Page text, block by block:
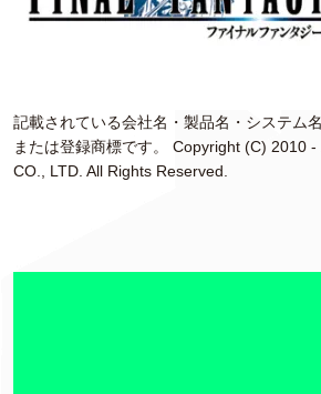
記載されている会社名・製品名・システム
または登録商標です。 Copyright (C) 2010
CO., LTD. All Rights Reserved.